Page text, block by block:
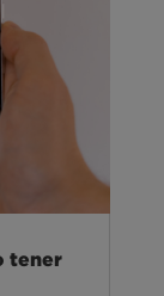
tener